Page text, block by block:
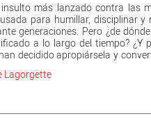
más lanzado contra las
para humillar, disciplinar y
generaciones. Pero ¿de
a lo largo del tiempo? ¿Y
decidido apropiársela y
revelar el recorrido de esta
expedientes policiales, la
Lagorgette